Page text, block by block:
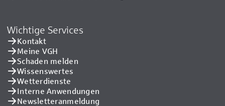
Wichtige Services
Kontakt
Meine VGH
Schaden melden
Wissenswertes
Wetterdienste
Interne Anwendungen
Newsletteranmeldung